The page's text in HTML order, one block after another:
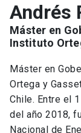
Andrés
Máster en
Instituto
Máster en
Ortega y
Chile. Entre el
del año 2018,
Nacional de